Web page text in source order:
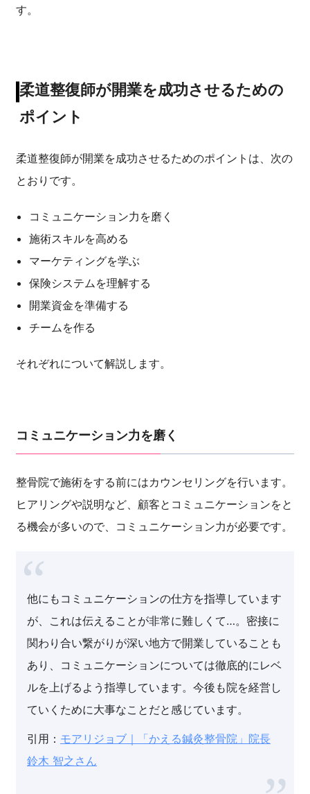
す。
柔道整復師が開業を成功させるための
ポイント
柔道整復師が開業を成功させるためのポイントは、次の
とおりです。
コミュニケーション力を磨く
施術スキルを高める
マーケティングを学ぶ
保険システムを理解する
開業資金を準備する
チームを作る
それぞれについて解説します。
コミュニケーション力を磨く
整骨院で施術をする前にはカウンセリングを行います。
ヒアリングや説明など、顧客とコミュニケーションをと
る機会が多いので、コミュニケーション力が必要です。
他にもコミュニケーションの仕方を指導しています
が、これは伝えることが非常に難しくて…。密接に
関わり合い繋がりが深い地方で開業していることも
あり、コミュニケーションについては徹底的にレベ
ルを上げるよう指導しています。今後も院を経営し
ていくために大事なことだと感じています。
引用： モアリジョブ｜「かえる鍼灸整骨院」院長
鈴木 智之さん